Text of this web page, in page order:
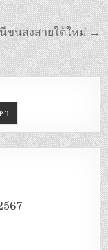
ขนส่งสายใต้ใหม่ →
า